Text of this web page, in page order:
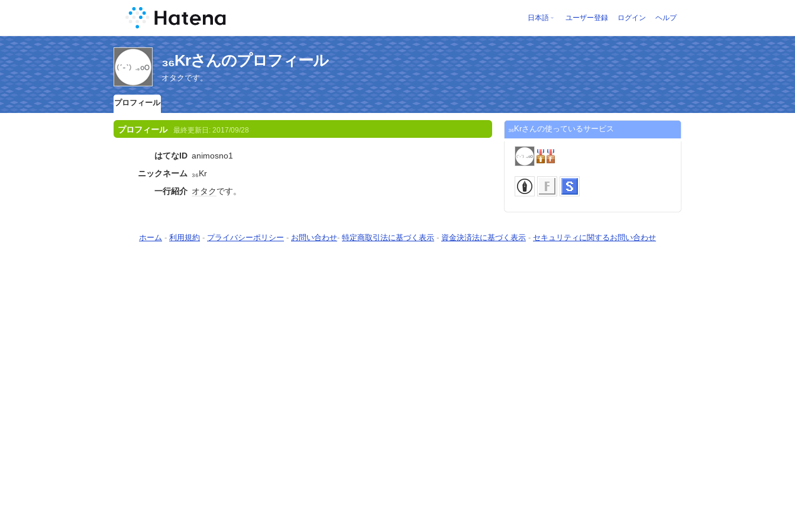
日本語 ユーザー登録 ログイン ヘルプ
₃₆Krさんのプロフィール
オタクです。
プロフィール
プロフィール 最終更新日: 2017/09/28
はてなID animosno1
ニックネーム ₃₆Kr
一行紹介 オタクです。
₃₆Krさんの使っているサービス
ホーム - 利用規約 - プライバシーポリシー - お問い合わせ- 特定商取引法に基づく表示 - 資金決済法に基づく表示 - セキュリティに関するお問い合わせ